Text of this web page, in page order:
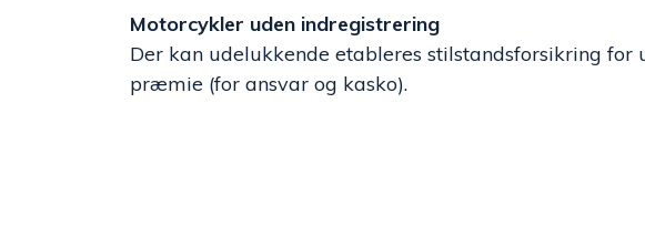
Motorcykler uden indregistrering
Der kan udelukkende etableres stilstandsforsikring
præmie (for ansvar og kasko).